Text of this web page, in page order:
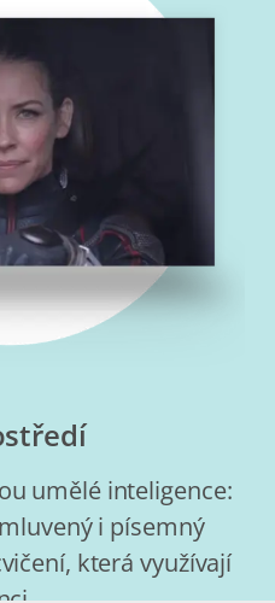
umělé inteligence:
i písemný
která využívají